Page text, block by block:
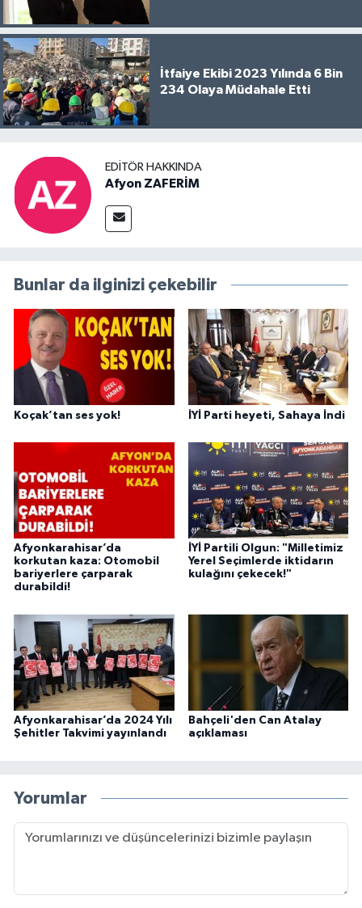
İtfaiye Ekibi 2023 Yılında 6 Bin
234 Olaya Müdahale Etti
EDITÖR HAKKINDA
Afyon ZAFERİM
Bunlar da ilginizi çekebilir
Koçak’tan ses yok! İYİ Parti heyeti, Sahaya İndi
Afyonkarahisar’da
korkutan kaza: Otomobil
bariyerlere çarparak
durabildi!
İYİ Partili Olgun: "Milletimiz
Yerel Seçimlerde iktidarın
kulağını çekecek!"
Afyonkarahisar’da 2024 Yılı
Şehitler Takvimi yayınlandı
Bahçeli'den Can Atalay
açıklaması
Yorumlar